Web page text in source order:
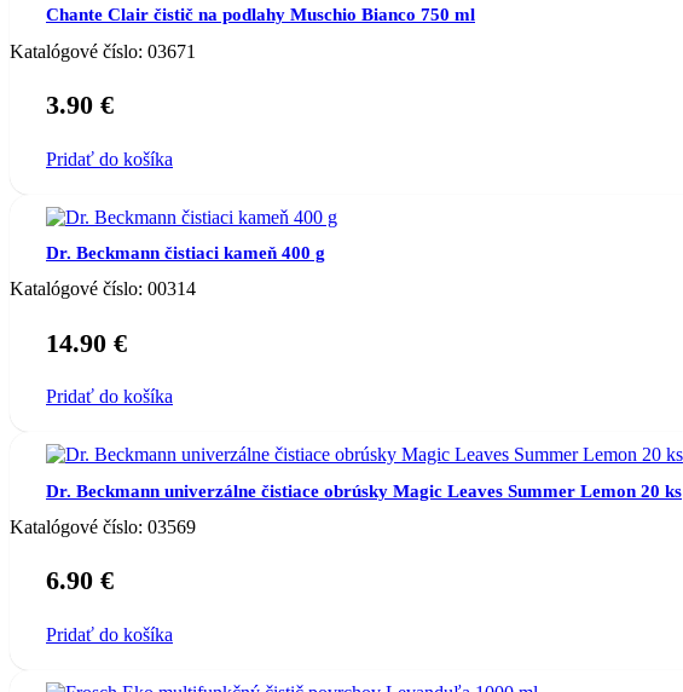
Chante Clair čistič na podlahy Muschio Bianco 750 ml
Katalógové číslo: 03671
3.90 €
Pridať do košíka
Dr. Beckmann čistiaci kameň 400 g
Katalógové číslo: 00314
14.90 €
Pridať do košíka
Dr. Beckmann univerzálne čistiace obrúsky Magic Leaves Summer Lemon 20 ks
Katalógové číslo: 03569
6.90 €
Pridať do košíka